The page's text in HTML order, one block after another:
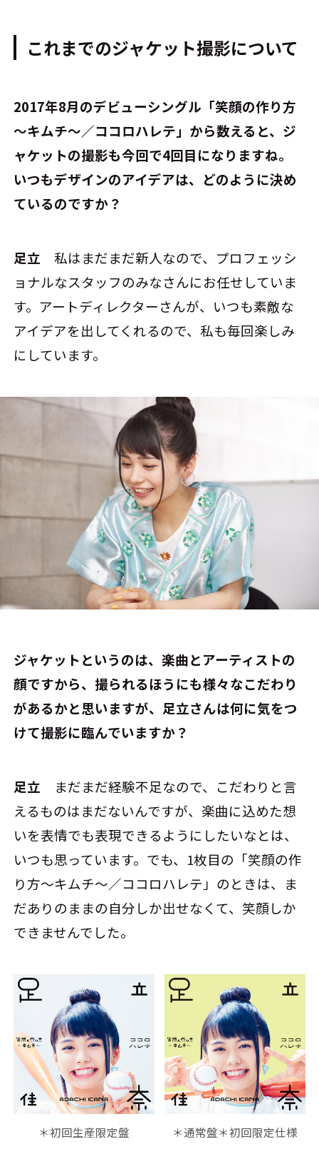
これまでのジャケット撮影について
――2017年8月のデビューシングル「笑顔の作り方
～キムチ～／ココロハレテ」から数えると、ジ
ャケットの撮影も今回で4回目になりますね。
いつもデザインのアイデアは、どのように決め
ているのですか？
足立 私はまだまだ新人なので、プロフェッシ
ョナルなスタッフのみなさんにお任せしていま
す。アートディレクターさんが、いつも素敵な
アイデアを出してくれるので、私も毎回楽しみ
にしています。
――ジャケットというのは、楽曲とアーティストの
顔ですから、撮られるほうにも様々なこだわり
があるかと思いますが、足立さんは何に気をつ
けて撮影に臨んでいますか？
足立 まだまだ経験不足なので、こだわりと言
えるものはまだないんですが、楽曲に込めた想
いを表情でも表現できるようにしたいなとは、
いつも思っています。でも、1枚目の「笑顔の作
り方～キムチ～／ココロハレテ」のときは、ま
だありのままの自分しか出せなくて、笑顔しか
できませんでした。
＊初回生産限定盤 ＊通常盤＊初回限定仕様